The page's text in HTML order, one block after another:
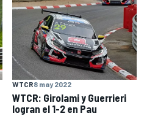
WTCR8 may 2022
WTCR: Girolami y Guerrieri
logran el 1-2 en Pau